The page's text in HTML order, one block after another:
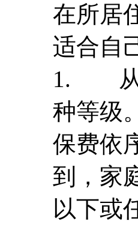
在所居
适合自
1. 从
种等级。
保费依
到，家
以下或